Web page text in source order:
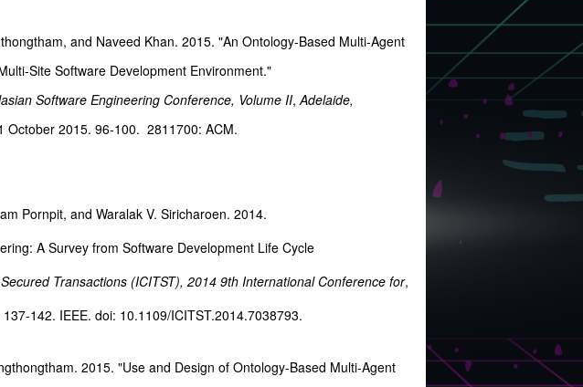
and Naveed Khan. 2015. "An Ontology-Based Multi-Agent
Site Software Development Environment."
Software Engineering Conference, Volume II,Adelaide,
October 2015. 96-100. 2811700: ACM.
Pornpit, and Waralak V. Siricharoen. 2014.
A Survey from Software Development Life Cycle
Transactions (ICITST), 2014 9th International Conference for,
142. IEEE. doi: 10.1109/ICITST.2014.7038793.
2015. "Use and Design of Ontology-Based Multi-Agent